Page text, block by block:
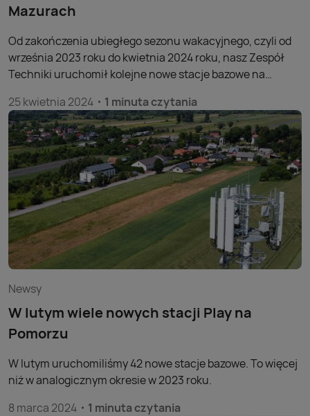
Mazurach
Od zakończenia ubiegłego sezonu wakacyjnego, czyli od
września 2023 roku do kwietnia 2024 roku, nasz Zespół
Techniki uruchomił kolejne nowe stacje bazowe na
25 kwietnia 2024 1 minuta czytania
Newsy
W lutym wiele nowych stacji Play na
Pomorzu
W lutym uruchomiliśmy 42 nowe stacje bazowe. To więcej
niż w analogicznym okresie w 2023 roku.
8 marca 2024
1 minuta czytania